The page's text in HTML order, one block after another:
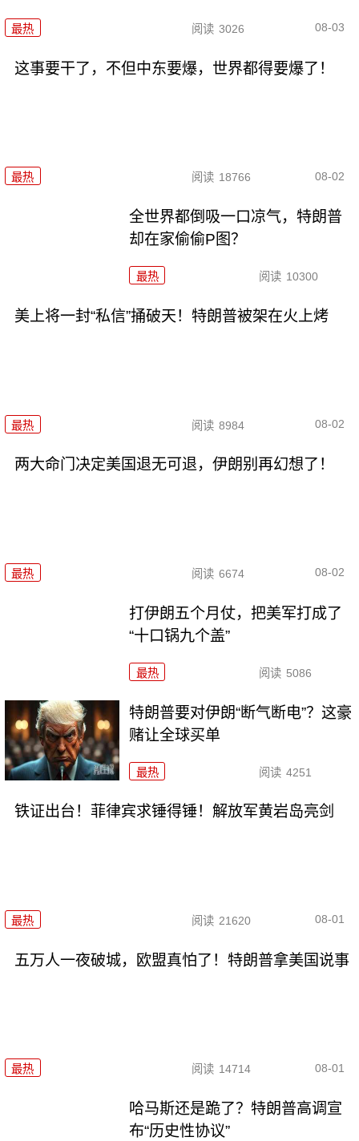
最热 阅读 3026 08-03
这事要干了，不但中东要爆，世界都得要爆了！
最热 阅读 18766 08-02
全世界都倒吸一口凉气，特朗普
却在家偷偷P图？
最热 阅读 10300
美上将一封“私信”捅破天！特朗普被架在火上烤
最热 阅读 8984 08-02
两大命门决定美国退无可退，伊朗别再幻想了！
最热 阅读 6674 08-02
打伊朗五个月仗，把美军打成了
“十口锅九个盖”
最热 阅读 5086
特朗普要对伊朗“断气断电”？这豪
赌让全球买单
最热 阅读 4251
铁证出台！菲律宾求锤得锤！解放军黄岩岛亮剑
最热 阅读 21620 08-01
五万人一夜破城，欧盟真怕了！特朗普拿美国说事
最热 阅读 14714 08-01
哈马斯还是跪了？特朗普高调宣
布“历史性协议”